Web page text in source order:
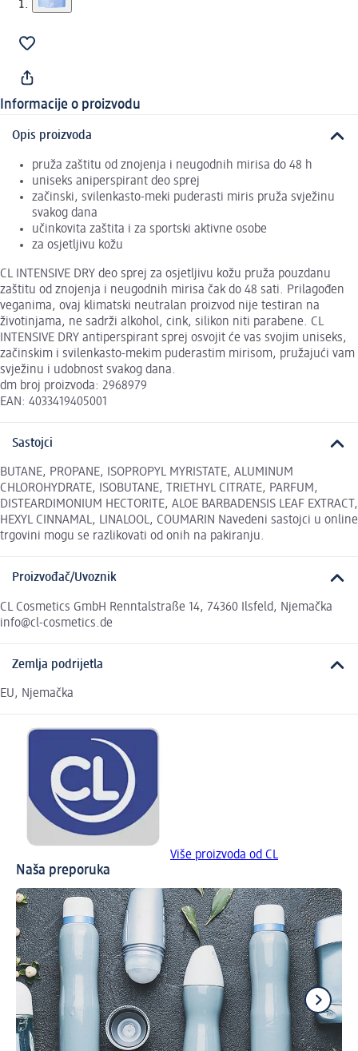
Informacije o proizvodu
Opis proizvoda
pruža zaštitu od znojenja i neugodnih mirisa do 48 h
uniseks aniperspirant deo sprej
začinski, svilenkasto-meki puderasti miris pruža svježinu
svakog dana
učinkovita zaštita i za sportski aktivne osobe
za osjetljivu kožu
CL INTENSIVE DRY deo sprej za osjetljivu kožu pruža pouzdanu
zaštitu od znojenja i neugodnih mirisa čak do 48 sati. Prilagođen
veganima, ovaj klimatski neutralan proizvod nije testiran na
životinjama, ne sadrži alkohol, cink, silikon niti parabene. CL
INTENSIVE DRY antiperspirant sprej osvojit će vas svojim uniseks,
začinskim i svilenkasto-mekim puderastim mirisom, pružajući vam
svježinu i udobnost svakog dana.
dm broj proizvoda: 2968979
EAN: 4033419405001
Sastojci
BUTANE, PROPANE, ISOPROPYL MYRISTATE, ALUMINUM
CHLOROHYDRATE, ISOBUTANE, TRIETHYL CITRATE, PARFUM,
DISTEARDIMONIUM HECTORITE, ALOE BARBADENSIS LEAF EXTRACT,
HEXYL CINNAMAL, LINALOOL, COUMARIN Navedeni sastojci u online
trgovini mogu se razlikovati od onih na pakiranju.
Proizvođač/Uvoznik
CL Cosmetics GmbH Renntalstraße 14, 74360 Ilsfeld, Njemačka
info@cl-cosmetics.de
Zemlja podrijetla
EU, Njemačka
Više proizvoda od CL
Naša preporuka